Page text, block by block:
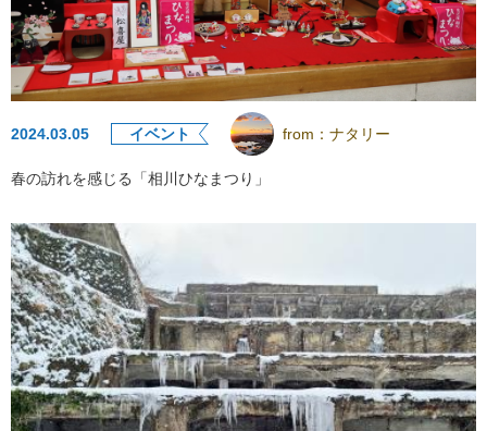
2024.03.05 イベント from： ナタリー
春の訪れを感じる「相川ひなまつり」